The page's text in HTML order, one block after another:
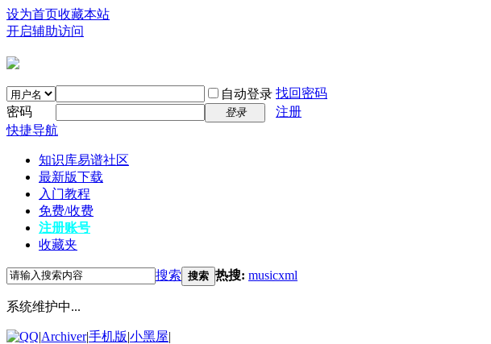
设为首页收藏本站
开启辅助访问
自动登录 找回密码
密码
登录
注册
快捷导航
知识库易谱社区
最新版下载
入门教程
免费/收费
注册账号
收藏夹
搜索 搜索 热搜: musicxml
系统维护中...
|Archiver|手机版|小黑屋|